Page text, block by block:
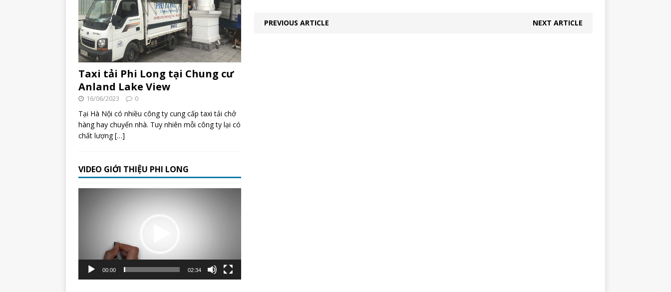
PREVIOUS ARTICLE NEXT ARTICLE
Taxi tải Phi Long tại Chung cư
Anland Lake View
16/06/2023 0
Tại Hà Nội có nhiều công ty cung cấp taxi tải chở
hàng hay chuyển nhà. Tuy nhiên mỗi công ty lại có
chất lượng[…]
VIDEO GIỚI THIỆU PHI LONG
00:00 02:34